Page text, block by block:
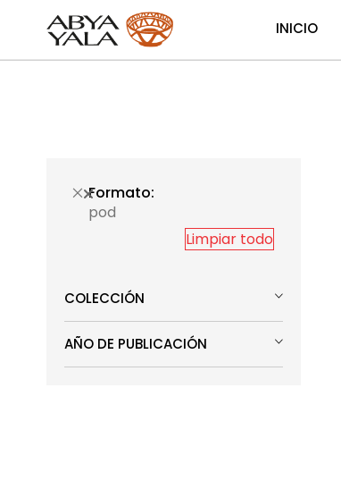
INICIO
Formato
pod
Limpiar todo
COLECCIÓN
AÑO DE PUBLICACIÓN